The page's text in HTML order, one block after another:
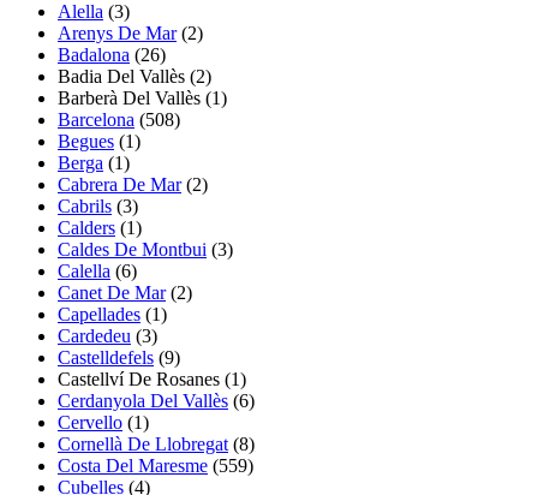
Alella (3)
Arenys De Mar(2)
Badalona (26)
Badia Del Vallès (2)
Barberà Del Vallès (1)
Barcelona (508)
Begues (1)
Berga (1)
Cabrera De Mar(2)
Cabrils (3)
Calders (1)
Caldes De Montbui (3)
Calella (6)
Canet De Mar(2)
Capellades (1)
Cardedeu (3)
Castelldefels (9)
Castellví De Rosanes (1)
Cerdanyola Del Vallès (6)
Cervello (1)
Cornellà De Llobregat (8)
Costa Del Maresme (559)
Cubelles (4)